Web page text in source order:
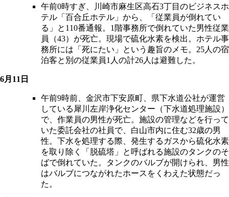
午前0時すぎ、川崎市麻生区高石3丁目のビジネスホ
テル「百合丘ホテル」から、「従業員が倒れてい
る」と110番通報。1階事務所で倒れていた男性従業
員（43）が死亡。現場で硫化水素を検出。ホテル事
務所には「死にたい」という趣旨のメモ。25人の宿
泊客と別の従業員1人の計26人は避難した。
6月11日
午前9時前、金沢市下安原町、県下水道公社が運営
している犀川左岸浄化センター（下水道処理施設）
で、作業員の男性が死亡。施設の管理などを行って
いた委託会社の社員で、白山市内に住む32歳の男
性。下水を処理する際、発生するガスから硫化水素
を取り除く「脱硫塔」と呼ばれる施設のタンクのそ
ばで倒れていた。タンクのバルブが開けられ、男性
はバルブにつながれたホースをくわえた状態だっ
た。